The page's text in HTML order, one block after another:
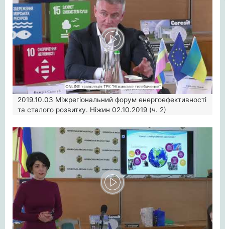
2019.10.03 Міжрегіональний форум енергоефективності
та сталого розвитку. Ніжин 02.10.2019 (ч. 2)